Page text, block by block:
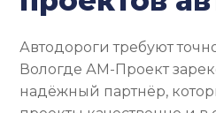
Автодороги требуют
Вологде АМ-Проект
надёжный партнёр,